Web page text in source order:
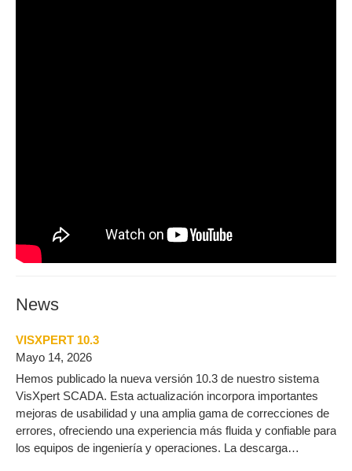
News
VISXPERT 10.3
Mayo 14, 2026
Hemos publicado la nueva versión 10.3 de nuestro sistema
VisXpert SCADA. Esta actualización incorpora importantes
mejoras de usabilidad y una amplia gama de correcciones de
errores, ofreciendo una experiencia más fluida y confiable para
los equipos de ingeniería y operaciones. La descarga